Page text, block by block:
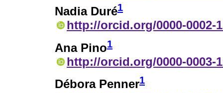
Nadia Duré1
http://orcid.org/0000-0002-
Ana Pino1
http://orcid.org/0000-0003-
Débora Penner1